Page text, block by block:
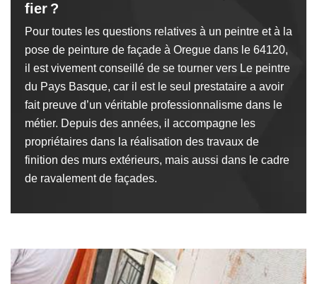
fier ?
Pour toutes les questions relatives à un peintre et à la
pose de peinture de façade à Oregue dans le 64120,
il est vivement conseillé de se tourner vers Le peintre
du Pays Basque, car il est le seul prestataire a avoir
fait preuve d’un véritable professionnalisme dans le
métier. Depuis des années, il accompagne les
propriétaires dans la réalisation des travaux de
finition des murs extérieurs, mais aussi dans le cadre
de ravalement de façades.